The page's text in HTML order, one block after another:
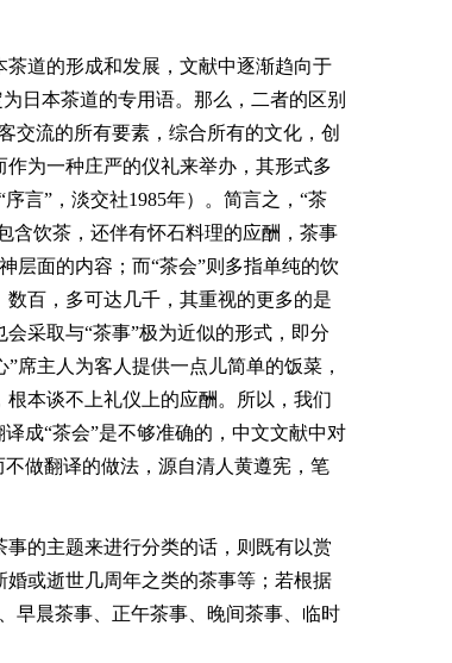
道的形成和发展，文献中逐渐趋向于
日本茶道的专用语。那么，二者的区别
交流的所有要素，综合所有的文化，创
为一种庄严的仪礼来举办，其形式多
言”，淡交社1985年）。简言之，“茶
含饮茶，还伴有怀石料理的应酬，茶事
层面的内容；而“茶会”则多指单纯的饮
百，多可达几千，其重视的更多的是
采取与“茶事”极为近似的形式，即分
席主人为客人提供一点儿简单的饭菜，
本谈不上礼仪上的应酬。所以，我们
成“茶会”是不够准确的，中文文献中对
做翻译的做法，源自清人黄遵宪，笔
的主题来进行分类的话，则既有以赏
或逝世几周年之类的茶事等；若根据
早晨茶事、正午茶事、晚间茶事、临时